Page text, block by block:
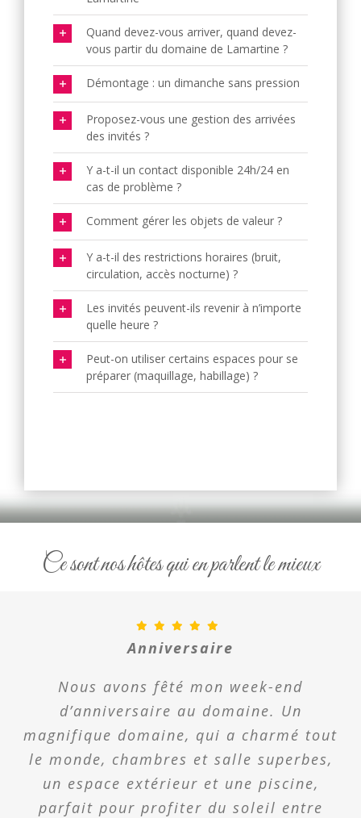
Quand devez-vous arriver, quand devez-
vous partir du domaine de Lamartine ?
Démontage : un dimanche sans pression
Proposez-vous une gestion des arrivées
des invités ?
Y a-t-il un contact disponible 24h/24 en
cas de problème ?
Comment gérer les objets de valeur ?
Y a-t-il des restrictions horaires (bruit,
circulation, accès nocturne) ?
Les invités peuvent-ils revenir à n’importe
quelle heure ?
Peut-on utiliser certains espaces pour se
préparer (maquillage, habillage) ?
Ce sont nos hôtes qui en parlent le mieux
Anniversaire
Nous avons fêté mon week-end
d’anniversaire au domaine. Un
magnifique domaine, qui a charmé tout
le monde, chambres et salle superbes,
un espace extérieur et une piscine,
parfait pour profiter du soleil entre